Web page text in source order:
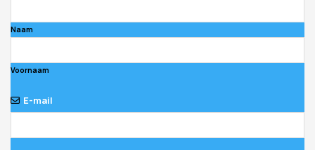
Naam
Voornaam
E-mail